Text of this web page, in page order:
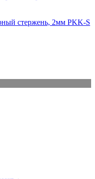
стержень, 2мм PKK-S